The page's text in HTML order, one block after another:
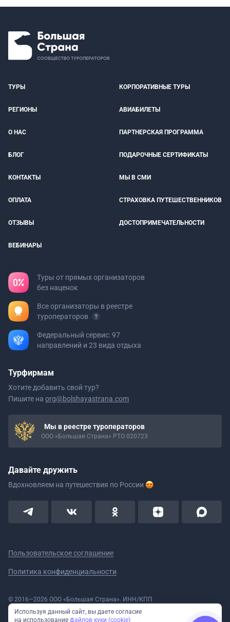
ТУРЫ КОРПОРАТИВНЫЕ ТУРЫ
РЕГИОНЫ АВИАБИЛЕТЫ
О НАС ПАРТНЕРСКАЯ ПРОГРАММА
БЛОГ ПОДАРОЧНЫЕ СЕРТИФИКАТЫ
КОНТАКТЫ МЫ В СМИ
ОПЛАТА СТРАХОВКА ПУТЕШЕСТВЕННИКОВ
ОТЗЫВЫ ДОСТОПРИМЕЧАТЕЛЬНОСТИ
ВЕБИНАРЫ
Туры от прямых организаторов
без наценок
Все организаторы в реестре
туроператоров
Федеральный сервис: 97
направлений и 23 вида отдыха
Турфирмам
Хотите добавить свой тур?
Пишите на org@bolshayastrana.com
Мы в реестре туроператоров
ООО «Большая Страна» РТО 020723
Давайте дружить
Вдохновляем на путешествия по России
Пользовательское соглашение
Политика конфиденциальности
© 2016—2026 ООО «Большая Страна». ИНН/КПП
5908078160/590801001 ОГРН 1185958020533
Номер в реестре Роскомнадзора № 59-18-006319 (Приказ № 321 от
Используя данный сайт, вы даете согласие
на использование файлов куки (cookie)